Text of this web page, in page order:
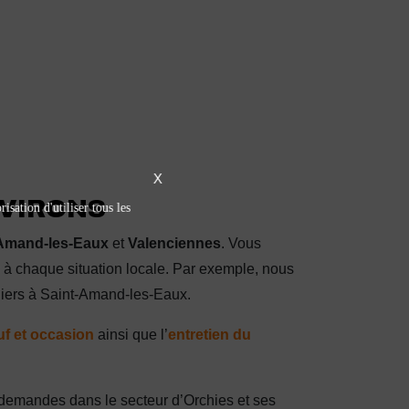
les-Eaux et Valenciennes. Vous
chaque situation locale. Par exemple, nous
à Saint-Amand-les-Eaux.
et occasion ainsi que l’entretien du
dans le secteur d’Orchies et ses
X
d'utiliser tous les